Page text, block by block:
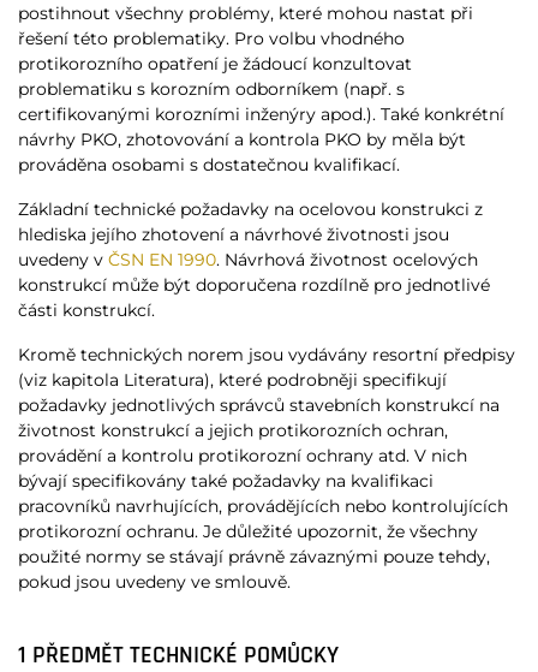
postihnout všechny problémy, které mohou nastat při
řešení této problematiky. Pro volbu vhodného
protikorozního opatření je žádoucí konzultovat
problematiku s korozním odborníkem (např. s
certifikovanými korozními inženýry apod.). Také konkrétní
návrhy PKO, zhotovování a kontrola PKO by měla být
prováděna osobami s dostatečnou kvalifikací.
Základní technické požadavky na ocelovou konstrukci z
hlediska jejího zhotovení a návrhové životnosti jsou
uvedeny v ČSN EN 1990. Návrhová životnost ocelových
konstrukcí může být doporučena rozdílně pro jednotlivé
části konstrukcí.
Kromě technických norem jsou vydávány resortní předpisy
(viz kapitola Literatura), které podrobněji specifikují
požadavky jednotlivých správců stavebních konstrukcí na
životnost konstrukcí a jejich protikorozních ochran,
provádění a kontrolu protikorozní ochrany atd. V nich
bývají specifikovány také požadavky na kvalifikaci
pracovníků navrhujících, provádějících nebo kontrolujících
protikorozní ochranu. Je důležité upozornit, že všechny
použité normy se stávají právně závaznými pouze tehdy,
pokud jsou uvedeny ve smlouvě.
1 PŘEDMĚT TECHNICKÉ POMŮCKY